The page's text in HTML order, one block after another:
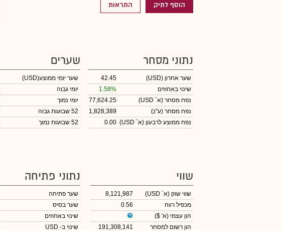
הוסף לתיק התראות
נתוני מסחר
שער אחרון (USD)
42.45
שינוי באחוזים
1.58%
נפח מסחר (א` USD)
77,624.25
נפח מסחר (ע"נ)
1,828,389
נפח ממוצע לרבעון (א` USD)
0.00
שערים
שער יומי ממוצע(USD)
יומי גבוה
יומי נמוך
52 שבועות גבוה
52 שבועות נמוך
שווי
שווי שוק (א` USD)
8,121,987
מכפיל רווח
0.56
הון עצמי (א' $)
הון רשום למסחר
191,308,141
נתוני פתיחה
שער פתיחה
שער בסיס
שינוי באחוזים
שינוי ב- USD